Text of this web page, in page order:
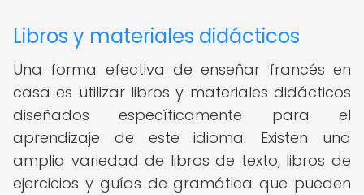
Libros y materiales didácticos
Una forma efectiva de enseñar francés en
casa es utilizar libros y materiales didácticos
diseñados específicamente para el
aprendizaje de este idioma. Existen una
amplia variedad de libros de texto, libros de
ejercicios y guías de gramática que pueden